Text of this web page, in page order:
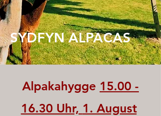
SYDFYN ALPACAS
Alpakahygge 15.00 -
16.30 Uhr, 1. August